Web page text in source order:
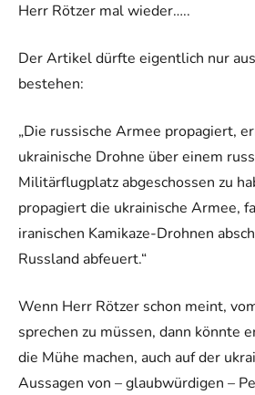
Herr Rötzer mal wieder…..
Der Artikel dürfte eigentlich nur
bestehen:
„Die russische Armee propagiert,
ukrainische Drohne über einem
Militärflugplatz abgeschossen zu
propagiert die ukrainische Armee,
iranischen Kamikaze-Drohnen
Russland abfeuert.“
Wenn Herr Rötzer schon meint,
sprechen zu müssen, dann könnte
die Mühe machen, auch auf der
Aussagen von – glaubwürdigen –